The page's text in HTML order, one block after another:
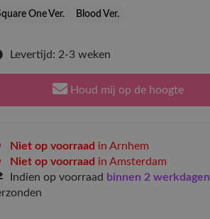
One Ver. Blood Ver.
Levertijd: 2-3 weken
Houd mij op de hoogte
Niet op voorraad in Arnhem
Niet op voorraad in Amsterdam
Indien op voorraad binnen 2 werkdagen